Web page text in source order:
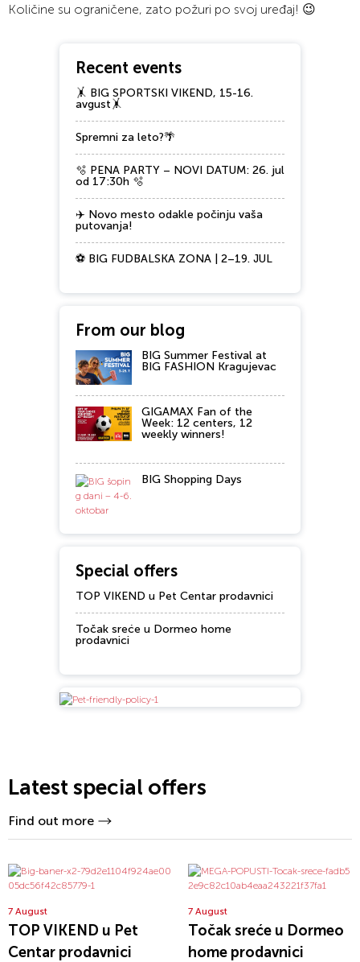
Količine su ograničene, zato požuri po svoj uređaj! 😉
Recent events
🤸 BIG SPORTSKI VIKEND, 15-16.
avgust🤸
Spremni za leto?🌴
🫧 PENA PARTY – NOVI DATUM: 26. jul
od 17:30h 🫧
✈️ Novo mesto odakle počinju vaša
putovanja!
⚽ BIG FUDBALSKA ZONA | 2–19. JUL
From our blog
BIG Summer Festival at
BIG FASHION Kragujevac
GIGAMAX Fan of the
Week: 12 centers, 12
weekly winners!
BIG Shopping Days
Special offers
TOP VIKEND u Pet Centar prodavnici
Točak sreće u Dormeo home
prodavnici
Latest special offers
Find out more
7 August
TOP VIKEND u Pet
Centar prodavnici
7 August
Točak sreće u Dormeo
home prodavnici